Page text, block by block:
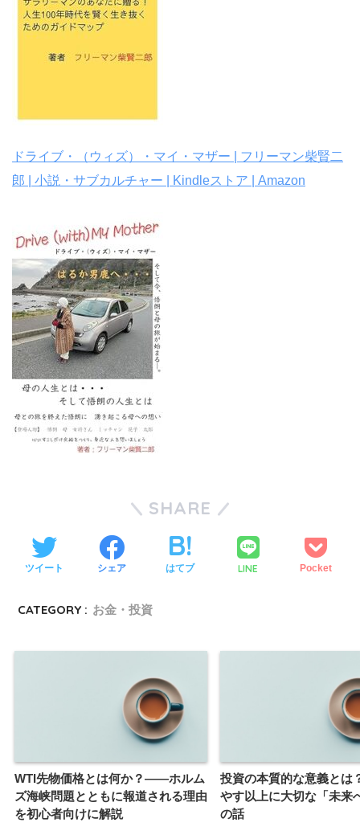
ドライブ・（ウィズ）・マイ・マザー | フリーマン柴賢二
郎 | 小説・サブカルチャー | Kindleストア | Amazon
SHARE
ツイート シェア はてブ LINE Pocket
CATEGORY : お金・投資
WTI先物価格とは何か？――ホルム
ズ海峡問題とともに報道される理由
を初心者向けに解説
投資の本質的な意義とは
やす以上に大切な「未来
の話